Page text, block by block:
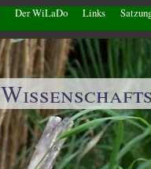
Der WiLaDo Links